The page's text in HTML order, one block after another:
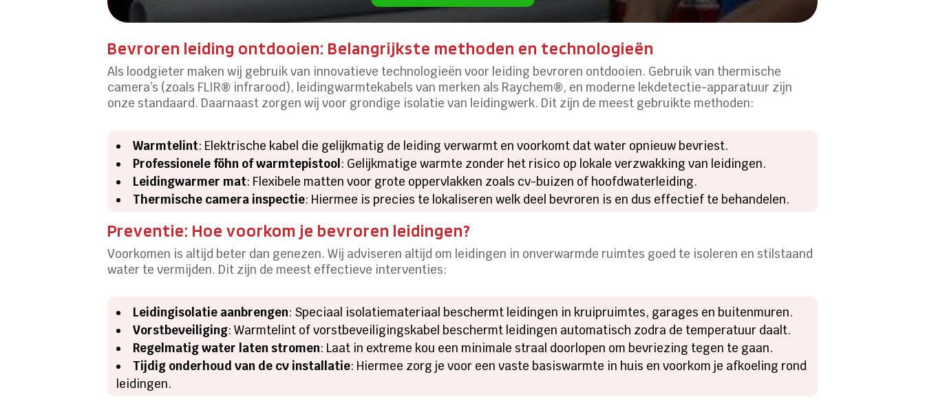
Bevroren leiding ontdooien: Belangrijkste methoden en technologieën
Als loodgieter maken wij gebruik van innovatieve technologieën voor leiding bevroren ontdooien. Gebruik van thermische
camera’s (zoals FLIR® infrarood), leidingwarmtekabels van merken als Raychem®, en moderne lekdetectie-apparatuur zijn
onze standaard. Daarnaast zorgen wij voor grondige isolatie van leidingwerk. Dit zijn de meest gebruikte methoden:
Warmtelint: Elektrische kabel die gelijkmatig de leiding verwarmt en voorkomt dat water opnieuw bevriest.
Professionele föhn of warmtepistool: Gelijkmatige warmte zonder het risico op lokale verzwakking van leidingen.
Leidingwarmer mat: Flexibele matten voor grote oppervlakken zoals cv-buizen of hoofdwaterleiding.
Thermische camera inspectie: Hiermee is precies te lokaliseren welk deel bevroren is en dus effectief te behandelen.
Preventie: Hoe voorkom je bevroren leidingen?
Voorkomen is altijd beter dan genezen. Wij adviseren altijd om leidingen in onverwarmde ruimtes goed te isoleren en stilstaand
water te vermijden. Dit zijn de meest effectieve interventies:
Leidingisolatie aanbrengen: Speciaal isolatiemateriaal beschermt leidingen in kruipruimtes, garages en buitenmuren.
Vorstbeveiliging: Warmtelint of vorstbeveiligingskabel beschermt leidingen automatisch zodra de temperatuur daalt.
Regelmatig water laten stromen: Laat in extreme kou een minimale straal doorlopen om bevriezing tegen te gaan.
Tijdig onderhoud van de cv installatie: Hiermee zorg je voor een vaste basiswarmte in huis en voorkom je afkoeling rond
leidingen.